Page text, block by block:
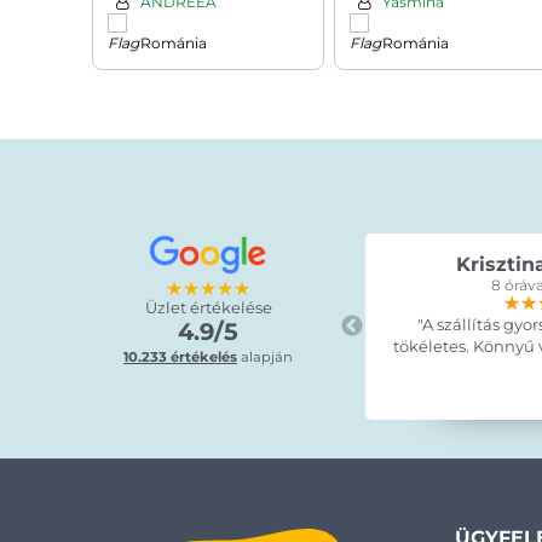
szürke/mentazöld
Románia Románia
★★★★★
Üzlet értékelése
4.9/5
10.233 értékelés alapján
8
"A szállítás
tökéletes. Könnyű